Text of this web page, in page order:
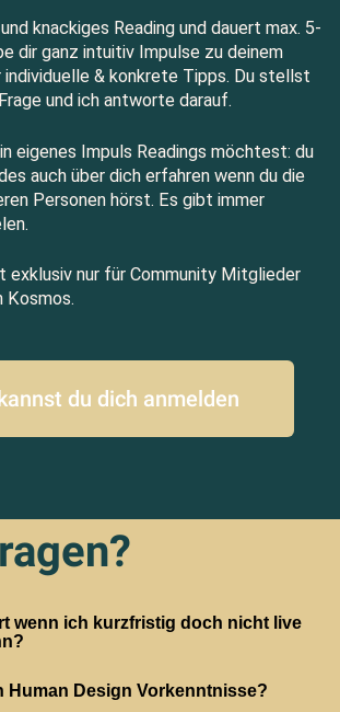
knackiges Reading und dauert max. 5-
dir ganz intuitiv Impulse zu deinem
individuelle & konkrete Tipps. Du stellst
und ich antworte darauf.
eigenes Impuls Readings möchtest: du
auch über dich erfahren wenn du die
Personen hörst. Es gibt immer
exklusiv nur für Community Mitglieder
Kosmos.
du dich anmelden
wenn ich kurzfristig doch nicht live
Human Design Vorkenntnisse?